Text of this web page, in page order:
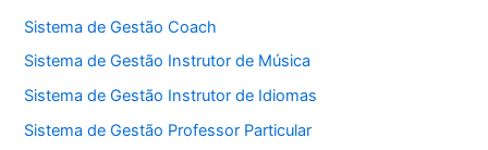
Sistema de Gestão Coach
Sistema de Gestão Instrutor de Música
Sistema de Gestão Instrutor de Idiomas
Sistema de Gestão Professor Particular